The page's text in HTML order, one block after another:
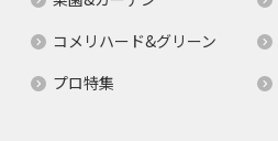
コメリハード&グリーン
プロ特集